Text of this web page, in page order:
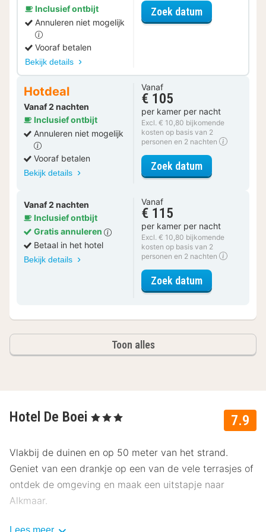
Inclusief ontbijt
Annuleren niet mogelijk
Vooraf betalen
Bekijk details
Zoek datumvoor Museum
Hotdeal
Vanaf 2 nachten
Inclusief ontbijt
Annuleren niet mogelijk
Vooraf betalen
Bekijk details
Vanaf
€ 105
per kamer per nacht
Excl. € 10,80 bijkomende
kosten op basis van 2
personen en 2 nachten
Zoek datumvoor
Vanaf 2 nachten
Inclusief ontbijt
Gratis annuleren
Betaal in het hotel
Bekijk details
Vanaf
€ 115
per kamer per nacht
Excl. € 10,80 bijkomende
kosten op basis van 2
personen en 2 nachten
Zoek datumvoor
Toon alles
7.9
Hotel De Boei , 3 Sterren
Vlakbij de duinen en op 50 meter van het strand.
Geniet van een drankje op een van de vele terrasjes of
ontdek de omgeving en maak een uitstapje naar
Alkmaar.
Lees meer